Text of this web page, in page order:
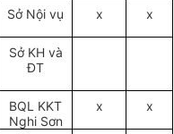
Sở Nội vụ x x
Sở KH và
ĐT
BQL KKT
Nghi Sơn
x x